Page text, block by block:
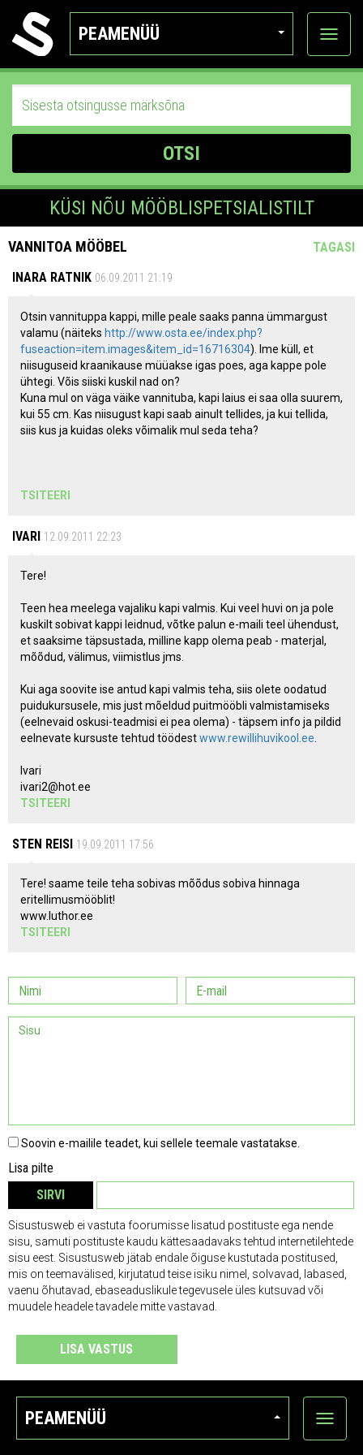
PEAMENÜÜ
Ava
OTSI
KÜSI NÕU MÖÖBLISPETSIALISTILT
VANNITOA MÖÖBEL
TAGASI
INARA RATNIK 06.09.2011 21:19
Otsin vannituppa kappi, mille peale saaks panna ümmargust
valamu (näiteks http://www.osta.ee/index.php?
fuseaction=item.images&item_id=16716304). Ime küll, et
niisuguseid kraanikause müüakse igas poes, aga kappe pole
ühtegi. Võis siiski kuskil nad on?
Kuna mul on väga väike vannituba, kapi laius ei saa olla suurem,
kui 55 cm. Kas niisugust kapi saab ainult tellides, ja kui tellida,
siis kus ja kuidas oleks võimalik mul seda teha?
TSITEERI
IVARI 12.09.2011 22:23
Tere!
Teen hea meelega vajaliku kapi valmis. Kui veel huvi on ja pole
kuskilt sobivat kappi leidnud, võtke palun e-maili teel ühendust,
et saaksime täpsustada, milline kapp olema peab - materjal,
mõõdud, välimus, viimistlus jms.
Kui aga soovite ise antud kapi valmis teha, siis olete oodatud
puidukursusele, mis just mõeldud puitmööbli valmistamiseks
(eelnevaid oskusi-teadmisi ei pea olema) - täpsem info ja pildid
eelnevate kursuste tehtud töödestwww.rewillihuvikool.ee
Ivari
ivari2@hot.ee
TSITEERI
STEN REISI 19.09.2011 17:56
Tere! saame teile teha sobivas mõõdus sobiva hinnaga
eritellimusmööblit!
www.luthor.ee
TSITEERI
Soovin e-mailile teadet, kui sellele teemale vastatakse.
Lisa pilte
SIRVI
Sisustusweb ei vastuta foorumisse lisatud postituste ega nende
sisu, samuti postituste kaudu kättesaadavaks tehtud internetilehtede
sisu eest. Sisustusweb jätab endale õiguse kustutada postitused,
mis on teemavälised, kirjutatud teise isiku nimel, solvavad, labased,
vaenu õhutavad, ebaseaduslikule tegevusele üles kutsuvad või
muudele headele tavadele mitte vastavad.
LISA VASTUS
PEAMENÜÜ
Ava